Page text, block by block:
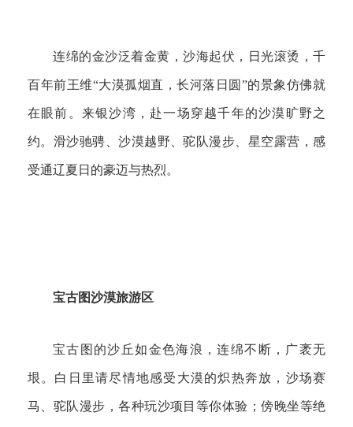
连绵的金沙泛着金黄，沙海起伏，日光滚烫，千
百年前王维“大漠孤烟直，长河落日圆”的景象仿佛就
在眼前。来银沙湾，赴一场穿越千年的沙漠旷野之
约。滑沙驰骋、沙漠越野、驼队漫步、星空露营，感
受通辽夏日的豪迈与热烈。
宝古图沙漠旅游区
宝古图的沙丘如金色海浪，连绵不断，广袤无
垠。白日里请尽情地感受大漠的炽热奔放，沙场赛
马、驼队漫步，各种玩沙项目等你体验；傍晚坐等绝